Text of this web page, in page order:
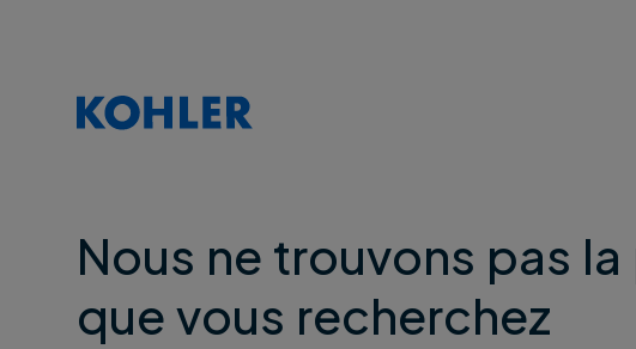
Nous ne trouvons pas
que vous recherchez